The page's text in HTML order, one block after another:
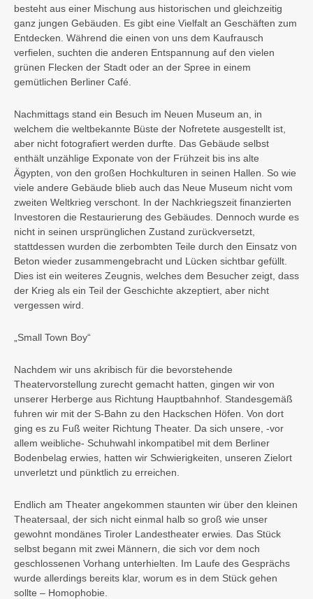
besteht aus einer Mischung aus historischen und gleichzeitig
ganz jungen Gebäuden. Es gibt eine Vielfalt an Geschäften zum
Entdecken. Während die einen von uns dem Kaufrausch
verfielen, suchten die anderen Entspannung auf den vielen
grünen Flecken der Stadt oder an der Spree in einem
gemütlichen Berliner Café.
Nachmittags stand ein Besuch im Neuen Museum an, in
welchem die weltbekannte Büste der Nofretete ausgestellt ist,
aber nicht fotograﬁert werden durfte. Das Gebäude selbst
enthält unzählige Exponate von der Frühzeit bis ins alte
Ägypten, von den großen Hochkulturen in seinen Hallen. So wie
viele andere Gebäude blieb auch das Neue Museum nicht vom
zweiten Weltkrieg verschont. In der Nachkriegszeit finanzierten
Investoren die Restaurierung des Gebäudes. Dennoch wurde es
nicht in seinen ursprünglichen Zustand zurückversetzt,
stattdessen wurden die zerbombten Teile durch den Einsatz von
Beton wieder zusammengebracht und Lücken sichtbar gefüllt.
Dies ist ein weiteres Zeugnis, welches dem Besucher zeigt, dass
der Krieg als ein Teil der Geschichte akzeptiert, aber nicht
vergessen wird.
„Small Town Boy“
Nachdem wir uns akribisch für die bevorstehende
Theatervorstellung zurecht gemacht hatten, gingen wir von
unserer Herberge aus Richtung Hauptbahnhof. Standesgemäß
fuhren wir mit der S-Bahn zu den Hackschen Höfen. Von dort
ging es zu Fuß weiter Richtung Theater. Da sich unsere, -vor
allem weibliche- Schuhwahl inkompatibel mit dem Berliner
Bodenbelag erwies, hatten wir Schwierigkeiten, unseren Zielort
unverletzt und pünktlich zu erreichen.
Endlich am Theater angekommen staunten wir über den kleinen
Theatersaal, der sich nicht einmal halb so groß wie unser
gewohnt mondänes Tiroler Landestheater erwies Das Stück
selbst begann mit zwei Männern, die sich vor dem noch
geschlossenen Vorhang unterhielten. Im Laufe des Gesprächs
wurde allerdings bereits klar, worum es in dem Stück gehen
sollte – Homophobie.